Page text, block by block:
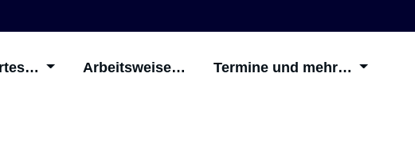
Arbeitsweise… Termine und mehr…